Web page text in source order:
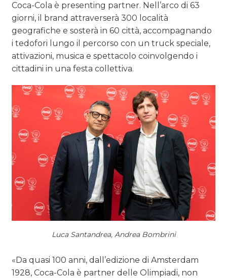
Coca-Cola è presenting partner. Nell’arco di 63
giorni, il brand attraverserà 300 località
geografiche e sosterà in 60 città, accompagnando
i tedofori lungo il percorso con un truck speciale,
attivazioni, musica e spettacolo coinvolgendo i
cittadini in una festa collettiva.
Luca Santandrea, Andrea Bombrini
«Da quasi 100 anni, dall’edizione di Amsterdam
1928, Coca-Cola è partner delle Olimpiadi, non